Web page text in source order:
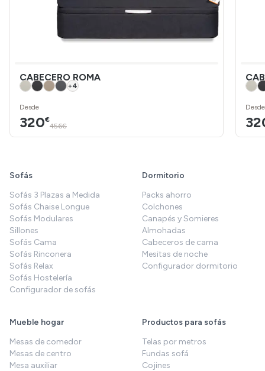
CABECERO ROMA
+4
Desde
320€
456€
Desde
Sofás
Sofás 3 Plazas a Medida
Sofás Chaise Longue
Sofás Modulares
Sillones
Sofás Cama
Sofás Rinconera
Sofás Relax
Sofás Hostelería
Configurador de sofás
Dormitorio
Packs ahorro
Colchones
Canapés y Somieres
Almohadas
Cabeceros de cama
Mesitas de noche
Configurador dormitorio
Mueble hogar
Mesas de comedor
Mesas de centro
Mesa auxiliar
Productos para sofás
Telas por metros
Fundas sofá
Cojines